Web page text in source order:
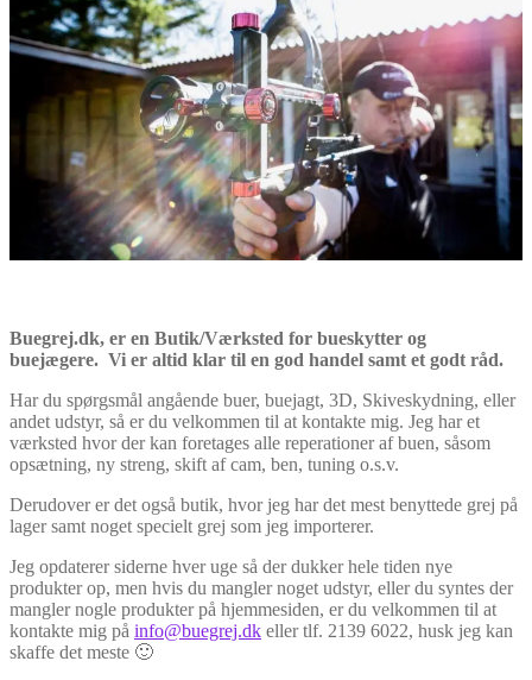
Buegrej.dk, er en Butik/Værksted for bueskytter og
buejægere. Vi er altid klar til en god handel samt et godt råd.
Har du spørgsmål angående buer, buejagt, 3D, Skiveskydning, eller
andet udstyr, så er du velkommen til at kontakte mig. Jeg har et
værksted hvor der kan foretages alle reperationer af buen, såsom
opsætning, ny streng, skift af cam, ben, tuning o.s.v.
Derudover er det også butik, hvor jeg har det mest benyttede grej på
lager samt noget specielt grej som jeg importerer.
Jeg opdaterer siderne hver uge så der dukker hele tiden nye
produkter op, men hvis du mangler noget udstyr, eller du syntes der
mangler nogle produkter på hjemmesiden, er du velkommen til at
kontakte mig på info@buegrej.dk eller tlf. 2139 6022, husk jeg kan
skaffe det meste 🙂